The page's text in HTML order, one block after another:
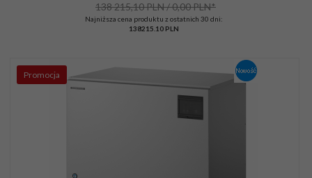
138 215,10 PLN / 0,00 PLN*
Najniższa cena produktu z ostatnich 30 dni:
138215.10 PLN
Promocja